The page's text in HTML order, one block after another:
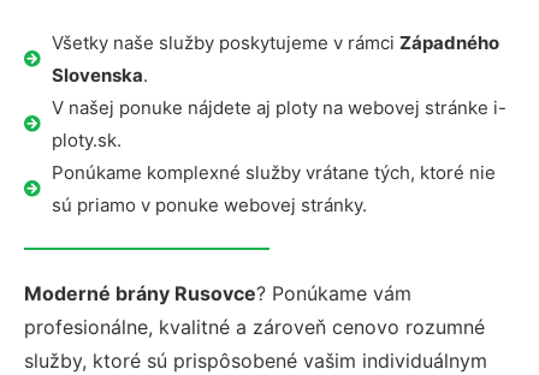
Všetky naše služby poskytujeme v rámci Západného
Slovenska.
V našej ponuke nájdete aj ploty na webovej stránke i-
ploty.sk.
Ponúkame komplexné služby vrátane tých, ktoré nie
sú priamo v ponuke webovej stránky.
Moderné brány Rusovce? Ponúkame vám
profesionálne, kvalitné a zároveň cenovo rozumné
služby, ktoré sú prispôsobené vašim individuálnym